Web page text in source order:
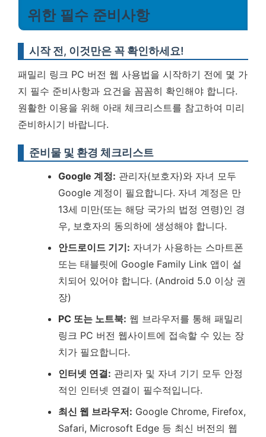
위한 필수 준비사항
시작 전, 이것만은 꼭 확인하세요!
패밀리 링크 PC 버전 웹 사용법을 시작하기 전에 몇 가
지 필수 준비사항과 요건을 꼼꼼히 확인해야 합니다.
원활한 이용을 위해 아래 체크리스트를 참고하여 미리
준비하시기 바랍니다.
준비물 및 환경 체크리스트
Google 계정: 관리자(보호자)와 자녀 모두
Google 계정이 필요합니다. 자녀 계정은 만
13세 미만(또는 해당 국가의 법정 연령)인 경
우, 보호자의 동의하에 생성해야 합니다.
안드로이드 기기: 자녀가 사용하는 스마트폰
또는 태블릿에 Google Family Link 앱이 설
치되어 있어야 합니다. (Android 5.0 이상 권
장)
PC 또는 노트북: 웹 브라우저를 통해 패밀리
링크 PC 버전 웹사이트에 접속할 수 있는 장
치가 필요합니다.
인터넷 연결: 관리자 및 자녀 기기 모두 안정
적인 인터넷 연결이 필수적입니다.
최신 웹 브라우저: Google Chrome, Firefox,
Safari, Microsoft Edge 등 최신 버전의 웹